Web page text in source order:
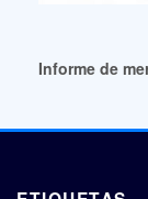
Informe de